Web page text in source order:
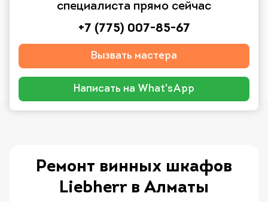
специалиста прямо сейчас
+7 (775) 007-85-67
Вызвать мастера
Написать на What'sApp
Ремонт винных шкафов
Liebherr в Алматы